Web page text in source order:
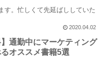
す。忙しくて先延ばししていた
2020.04.02
】通勤中にマーケティング
オススメ書籍5選